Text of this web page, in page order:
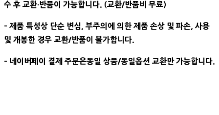
수 후 교환∙반품이 가능합니다. (교환/반품비 무료)
- 제품 특성상 단순 변심, 부주의에 의한 제품 손상 및 파손, 사용
및 개봉한 경우 교환/반품이 불가합니다.
- 네이버페이 결제 주문은동일 상품/동일옵션 교환만 가능합니다.